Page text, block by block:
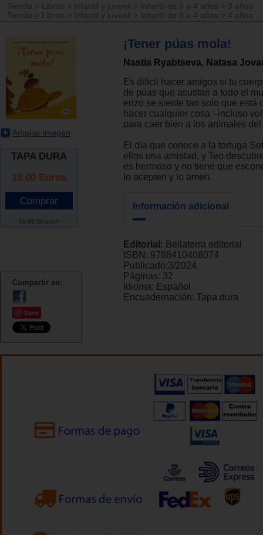
Tienda > Libros > Infantil y juvenil > Infantil de 3 a 4 años > 3 años
Tienda
> Libros > Infantil y juvenil > Infantil de 3 a 4 años > 4 años
Ampliar imagen
TAPA DURA
18.00 Euros
19.98 Dólares*
Compartir en:
Save
¡Tener púas mola!
Nastia Ryabtseva, Natasa
Es difícil hacer amigos si tu
de púas que asustan a todo el
erizo se siente tan solo que está
hacer cualquier cosa –incluso
para caer bien a los animales
El día que conoce a la tortuga
ellos una amistad, y Teo
es hermoso y no tiene que
lo acepten y lo amen.
Información adicional
Editorial: Bellaterra editorial
ISBN: 9788410408074
Publicado:3/2024
Páginas: 32
Idioma: Español
Encuadernación: Tapa dura